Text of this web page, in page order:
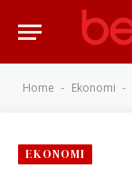
Home - Ekonomi -
EKONOMI